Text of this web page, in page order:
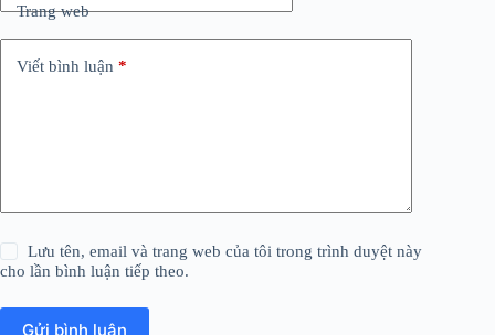
Trang web
Viết bình luận *
Lưu tên, email và trang web của tôi trong trình duyệt này
cho lần bình luận tiếp theo.
Gửi bình luận